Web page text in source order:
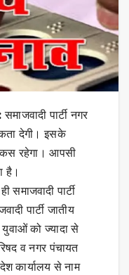
समाजवादी पार्टी नगर
देगी। इसके
रहेगा। आपसी
है।
समाजवादी पार्टी
पार्टी जातीय
को ज्यादा से
व नगर पंचायत
कार्यालय से नाम